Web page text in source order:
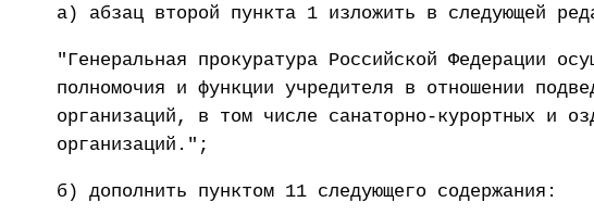
а) абзац второй пункта 1 изложить в следующей
"Генеральная прокуратура Российской Федерации
полномочия и функции учредителя в отношении
организаций, в том числе санаторно-курортных и
организаций.";
б) дополнить пунктом 11 следующего содержания: